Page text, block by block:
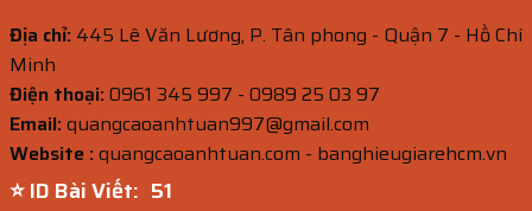
Địa chỉ: 445 Lê Văn Lương, P. Tân phong - Quận 7 - Hồ Chí
Minh
Điện thoại:0961 345 997 - 0989 25 03 97
Email:quangcaoanhtuan997@gmail.com
Website :quangcaoanhtuan.com - banghieugiarehcm.vn
⭐ ID Bài Viết: 50